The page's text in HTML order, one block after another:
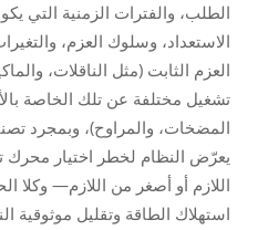
الطلب، والفترات الزمنية التي
الاستعداد، وسلوك العزم،
العزم الثابت (مثل الناقلات،
تشغيل مختلفة عن تلك الخاصة
المضخات، والمراوح)، وبمجرد
اللازم أو أصغر من اللازم— وكلا
استهلاك الطاقة وتقليل موثوقية